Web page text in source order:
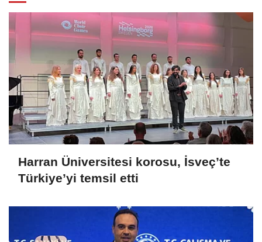
Harran Üniversitesi korosu, İsveç’te
Türkiye’yi temsil etti